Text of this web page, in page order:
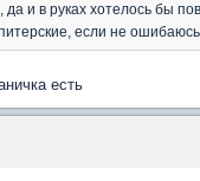
да и в руках хотелось бы
если не
есть